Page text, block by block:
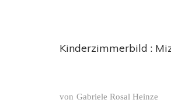
Kinderzimmerbild :
von Gabriele Rosal Heinze